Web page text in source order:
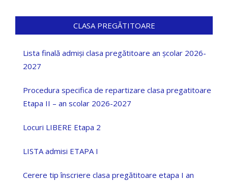
CLASA PREGĂTITOARE
Lista finală admiși clasa pregătitoare an școlar 2026-
2027
Procedura specifica de repartizare clasa pregatitoare
Etapa II – an scolar 2026-2027
Locuri LIBERE Etapa 2
LISTA admisi ETAPA I
Cerere tip înscriere clasa pregătitoare etapa I an